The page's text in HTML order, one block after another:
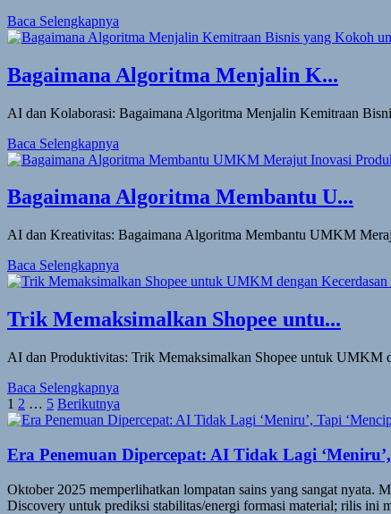
Baca Selengkapnya
Bagaimana Algoritma Menjalin K...
AI dan Kolaborasi: Bagaimana Algoritma Menjalin Kemitraan
Baca Selengkapnya
Bagaimana Algoritma Membantu U...
AI dan Kreativitas: Bagaimana Algoritma Membantu UMKM
Baca Selengkapnya
Trik Memaksimalkan Shopee untu...
AI dan Produktivitas: Trik Memaksimalkan Shopee untuk UMKM
Baca Selengkapnya
Paginasi
pos
1 2 … 5 Berikutnya
Era Penemuan Dipercepat: AI Tidak Lagi
Oktober 2025 memperlihatkan lompatan sains yang sangat
Discovery untuk prediksi stabilitas/energi formasi material; rilis ini